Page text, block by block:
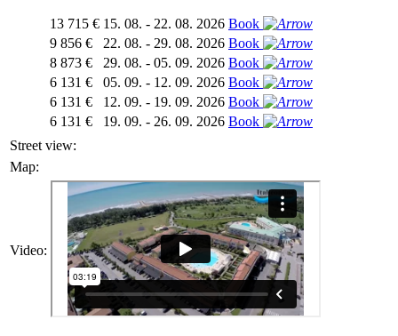
13 715 € 15. 08. - 22. 08. 2026 Book
9 856 €
22. 08. - 29. 08. 2026 Book
8 873 €
29. 08. - 05. 09. 2026 Book
6 131 €
05. 09. - 12. 09. 2026 Book
6 131 €
12. 09. - 19. 09. 2026 Book
6 131 €
19. 09. - 26. 09. 2026 Book
Street view:
Map:
Video: